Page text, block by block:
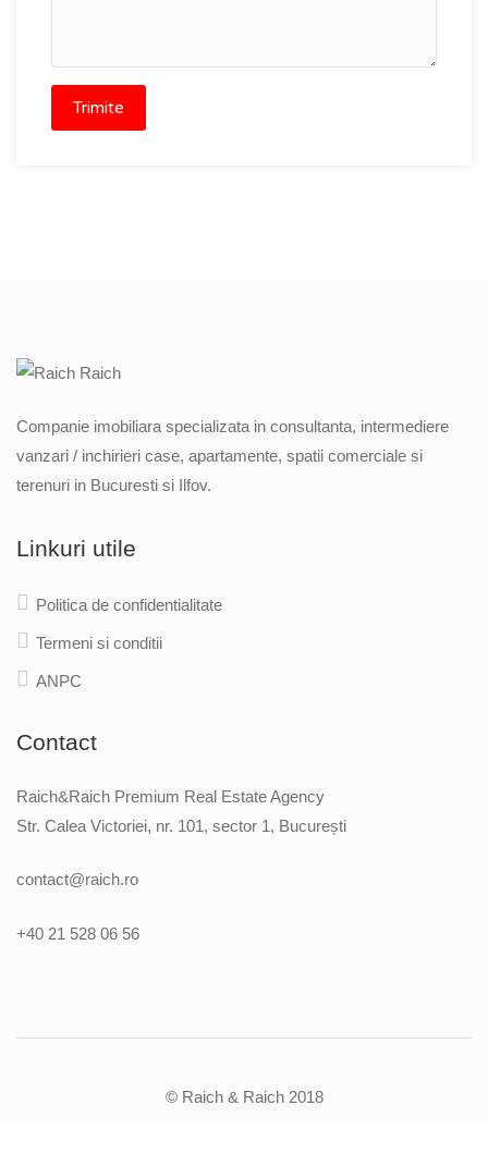
Companie imobiliara specializata in consultanta, intermediere
vanzari / inchirieri case, apartamente, spatii comerciale si
terenuri in Bucuresti si Ilfov.
Linkuri utile
Politica de confidentialitate
Termeni si conditii
ANPC
Contact
Raich&Raich Premium Real Estate Agency
Str. Calea Victoriei, nr. 101, sector 1, București
contact@raich.ro
+40 21 528 06 56
© Raich & Raich 2018